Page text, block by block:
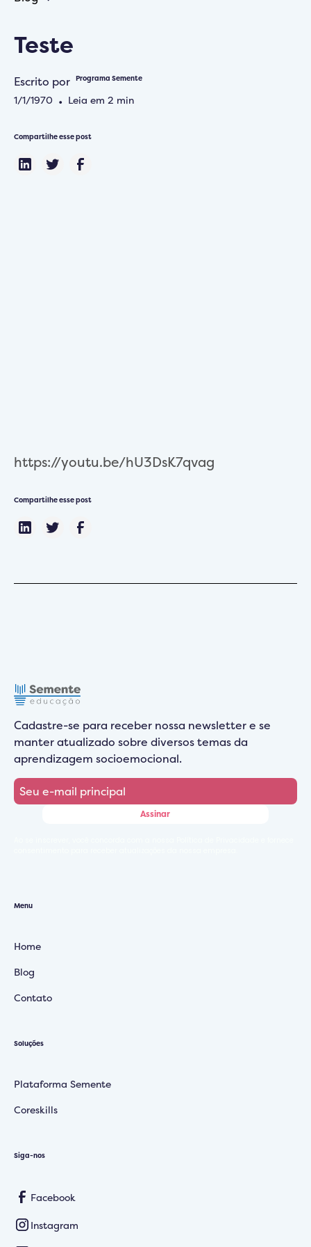
Teste
Escrito por Programa Semente
1/1/1970 • Leia em 2 min
Compartilhe esse post
https://youtu.be/hU3DsK7qvag
Compartilhe esse post
Cadastre-se para receber nossa newsletter e se
manter atualizado sobre diversos temas da
aprendizagem socioemocional.
Menu
Home
Blog
Contato
Soluções
Plataforma Semente
Coreskills
Siga-nos
Facebook
Instagram